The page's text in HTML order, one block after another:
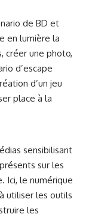
de BD et
en lumière la
créer une photo,
d’escape
d’un jeu
place à la
sensibilisant
sur les
Ici, le numérique
utiliser les outils
les